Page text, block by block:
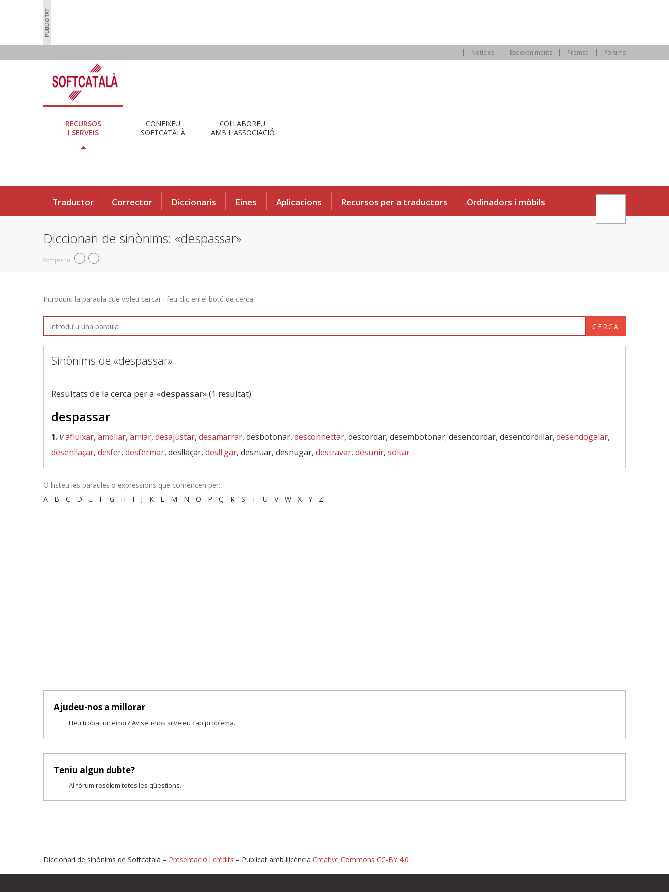
Notícies Esdeveniments Premsa Fòrums
RECURSOS
I SERVEIS
CONEIXEU
SOFTCATALÀ
COL·LABOREU
AMB L'ASSOCIACIÓ
Traductor Corrector Diccionaris Eines Aplicacions Recursos per a traductors Ordinadors i mòbils
Diccionari de sinònims: «despassar»
Compartiu
Introduïu la paraula que voleu cercar i feu clic en el botó de cerca.
CERCA
Sinònims de «despassar»
Resultats de la cerca per a «despassar» (1 resultat)
despassar
1.vafluixar, amollar, arriar, desajustar, desamarrar, desbotonar, desconnectar, descordar, desembotonar, desencordar, desencordillar, desendogalar,
desenllaçar, desfer, desfermar, desllaçar, deslligar, desnuar, desnugar, destravar, desunir, soltar
O llisteu les paraules o expressions que comencen per:
A - B - C - D - E - F - G - H - I - J - K - L - M - N - O - P - Q - R - S - T - U - V- W - X - Y - Z
Ajudeu-nos a millorar
Heu trobat un error? Aviseu-nos si veieu cap problema.
Teniu algun dubte?
Al fòrum resolem totes les qüestions.
Diccionari de sinònims de Softcatalà – Presentació i crèdits – Publicat amb llicència Creative Commons CC-BY 4.0